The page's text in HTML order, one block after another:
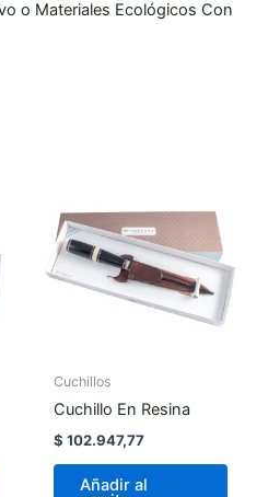
o Materiales Ecológicos Con
Cuchillos
Cuchillo En Resina
$ 102.947,77
Añadir al